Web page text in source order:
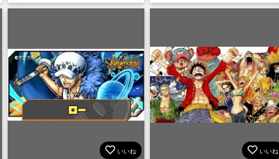
IOS初期垢 大海賊白ひげ ダイヤ
でのご利用の場合、石が引き継ぎ時に消
いいね いいね